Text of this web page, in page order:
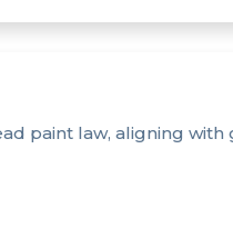
paint law, aligning with